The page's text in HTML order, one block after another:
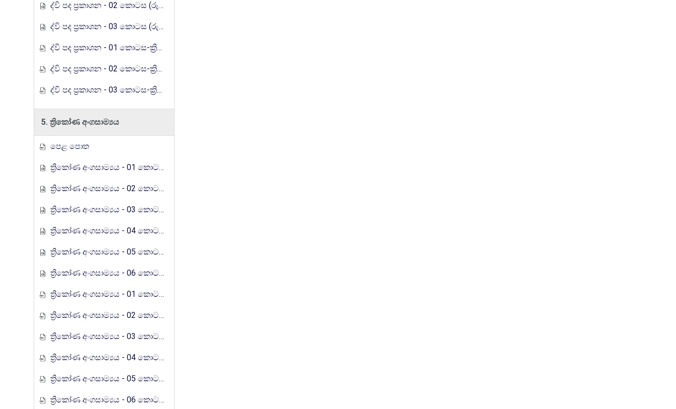
ද්වි පද ප්‍රකාශන - 02 කොටස (රුහුණු ගුරුගෙදර රේඩියෝ පාඩම් මාලාව)
ද්වි පද ප්‍රකාශන - 03 කොටස (රුහුණු ගුරුගෙදර රේඩියෝ පාඩම් මාලාව)
ද්වි පද ප්‍රකාශන - 01 කොටස-ක්‍රියාකාරකම (රුහුණු ගුරුගෙදර රේඩියෝ පාඩම් මාලාව)
ද්වි පද ප්‍රකාශන - 02 කොටස-ක්‍රියාකාරකම (රුහුණු ගුරුගෙදර රේඩියෝ පාඩම් මාලාව)
ද්වි පද ප්‍රකාශන - 03 කොටස-ක්‍රියාකාරකම (රුහුණු ගුරුගෙදර රේඩියෝ පාඩම් මාලාව)
5. ත්‍රිකෝණ අංගසාම්‍යය
පෙළ පොත
ත්‍රිකෝණ අංගසාම්‍යය - 01 කොටස (රුහුණු ගුරුගෙදර රේඩියෝ පාඩම් මාලාව)
ත්‍රිකෝණ අංගසාම්‍යය - 02 කොටස (රුහුණු ගුරුගෙදර රේඩියෝ පාඩම් මාලාව)
ත්‍රිකෝණ අංගසාම්‍යය - 03 කොටස (රුහුණු ගුරුගෙදර රේඩියෝ පාඩම් මාලාව)
ත්‍රිකෝණ අංගසාම්‍යය - 04 කොටස (රුහුණු ගුරුගෙදර රේඩියෝ පාඩම් මාලාව)
ත්‍රිකෝණ අංගසාම්‍යය - 05 කොටස (රුහුණු ගුරුගෙදර රේඩියෝ පාඩම් මාලාව)
ත්‍රිකෝණ අංගසාම්‍යය - 06 කොටස (රුහුණු ගුරුගෙදර රේඩියෝ පාඩම් මාලාව)
ත්‍රිකෝණ අංගසාම්‍යය - 01 කොටස (රුහුණු ගුරුගෙදර රේඩියෝ පාඩම් මාලාව)
ත්‍රිකෝණ අංගසාම්‍යය - 02 කොටස (රුහුණු ගුරුගෙදර රේඩියෝ පාඩම් මාලාව)
ත්‍රිකෝණ අංගසාම්‍යය - 03 කොටස (රුහුණු ගුරුගෙදර රේඩියෝ පාඩම් මාලාව)
ත්‍රිකෝණ අංගසාම්‍යය - 04 කොටස (රුහුණු ගුරුගෙදර රේඩියෝ පාඩම් මාලාව)
ත්‍රිකෝණ අංගසාම්‍යය - 05 කොටස (රුහුණු ගුරුගෙදර රේඩියෝ පාඩම් මාලාව)
ත්‍රිකෝණ අංගසාම්‍යය - 06 කොටස (රුහුණු ගුරුගෙදර රේඩියෝ පාඩම් මාලාව)